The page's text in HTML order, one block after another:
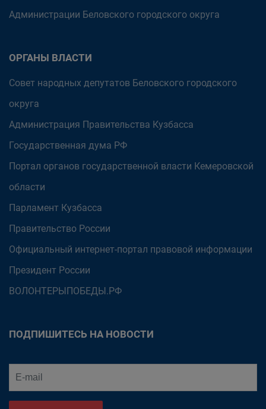
Администрации Беловского городского округа
ОРГАНЫ ВЛАСТИ
Совет народных депутатов Беловского городского
округа
Администрация Правительства Кузбасса
Государственная дума РФ
Портал органов государственной власти Кемеровской
области
Парламент Кузбасса
Правительство России
Официальный интернет-портал правовой информации
Президент России
ВОЛОНТЕРЫПОБЕДЫ.РФ
ПОДПИШИТЕСЬ НА НОВОСТИ